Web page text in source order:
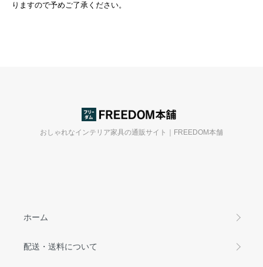
りますので予めご了承ください。
おしゃれなインテリア家具の通販サイト｜FREEDOM本舗
ホーム
配送・送料について